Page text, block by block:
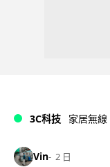
3C科技 家居無線
Vin 2 日